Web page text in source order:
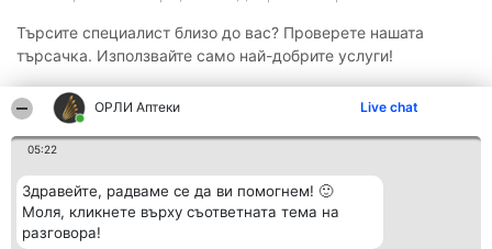
ОРЛИ Аптеки Live chat
05:22
Здравейте, радваме се да ви помогнем! 🙂
Моля, кликнете върху съответната тема на
разговора!
Търсите специалист близо до вас? Проверете нашата
търсачка. Използвайте само най-добрите услуги!